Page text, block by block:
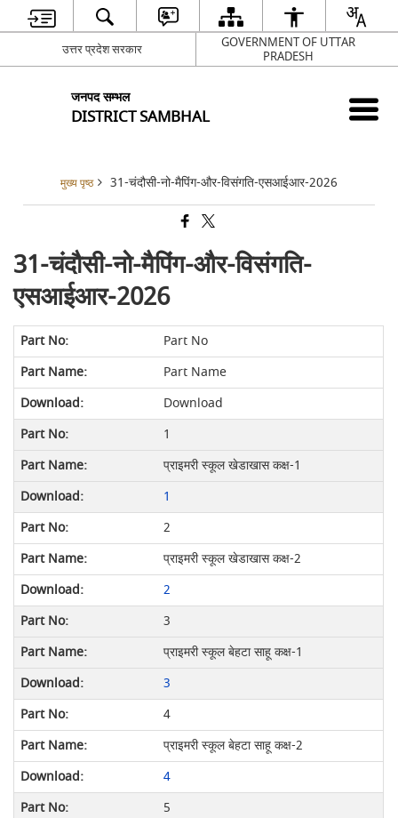
उत्तर प्रदेश सरकार
GOVERNMENT OF UTTAR
PRADESH
जनपद सम्भल
DISTRICT SAMBHAL
मुख्य पृष्ठ 31-चंदौसी-नो-मैपिंग-और-विसंगति-एसआईआर-2026
31-चंदौसी-नो-मैपिंग-और-विसंगति-
एसआईआर-2026
Part No
Part Name
Download
1
प्राइमरी स्कूल खेडाखास कक्ष-1
1
2
प्राइमरी स्कूल खेडाखास कक्ष-2
2
3
प्राइमरी स्कूल बेहटा साहू कक्ष-1
3
4
प्राइमरी स्कूल बेहटा साहू कक्ष-2
4
5